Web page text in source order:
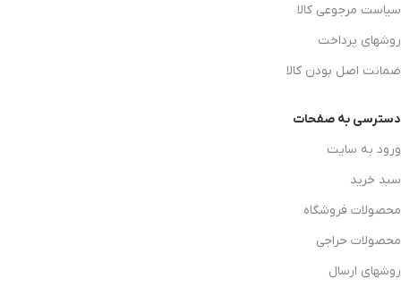
سیاست مرجوعی کالا
روشهای پرداخت
ضمانت اصل بودن کالا
دسترسی به صفحات
ورود به سایت
سبد خرید
محصولات فروشگاه
محصولات حراجی
روشهای ارسال